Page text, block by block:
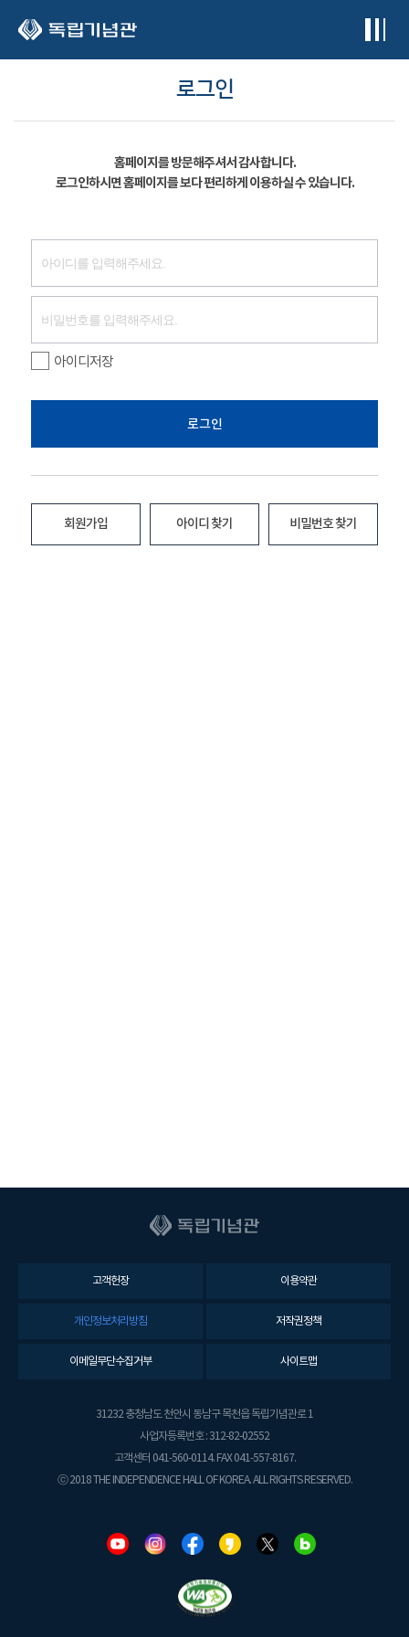
로그인
홈페이지를 방문해주셔서 감사합니다.
로그인하시면 홈페이지를 보다 편리하게 이용하실 수 있습니다.
아이디저장
로그인
회원가입 아이디 찾기 비밀번호 찾기
고객헌장 이용약관
개인정보처리방침 저작권정책
이메일무단수집거부 사이트맵
31232 충청남도 천안시 동남구 목천읍 독립기념관로 1
사업자등록번호 : 312-82-02552
고객센터 041-560-0114. FAX 041-557-8167.
ⓒ 2018 THE INDEPENDENCE HALL OF KOREA. ALL RIGHTS RESERVED.